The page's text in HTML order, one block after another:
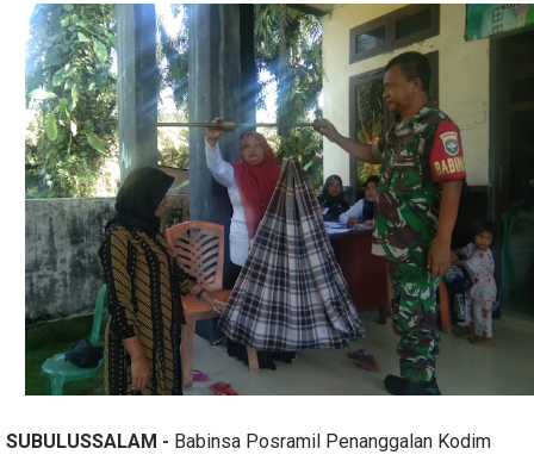
SUBULUSSALAM - Babinsa Posramil Penanggalan Kodim